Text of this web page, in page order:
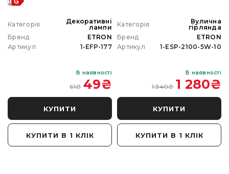
Категорія
Декоративні
лампи
Бренд
ETRON
Артикул
1-EFP-177
В наявності
61₴ 49₴
КУПИТИ
КУПИТИ В 1 КЛІК
Категорія
Вулична
гірлянда
Бренд
ETRON
Артикул
1-ESP-2100-5W-10
В наявності
1 340₴ 1 280₴
КУПИТИ
КУПИТИ В 1 КЛІК